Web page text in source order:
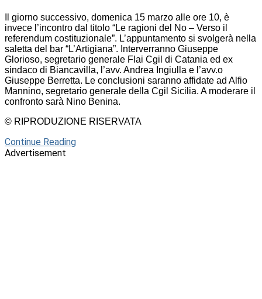
Il giorno successivo, domenica 15 marzo alle ore 10, è
invece l’incontro dal titolo “Le ragioni del No – Verso il
referendum costituzionale”. L’appuntamento si svolgerà nella
saletta del bar “L’Artigiana”. Interverranno Giuseppe
Glorioso, segretario generale Flai Cgil di Catania ed ex
sindaco di Biancavilla, l’avv. Andrea Ingiulla e l’avv.o
Giuseppe Berretta. Le conclusioni saranno affidate ad Alfio
Mannino, segretario generale della Cgil Sicilia. A moderare il
confronto sarà Nino Benina.
© RIPRODUZIONE RISERVATA
Continue Reading
Advertisement